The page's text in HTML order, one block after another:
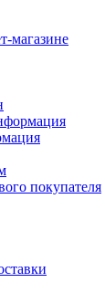
магазине
покупателя